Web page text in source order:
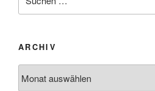
nach:
ARCHIV